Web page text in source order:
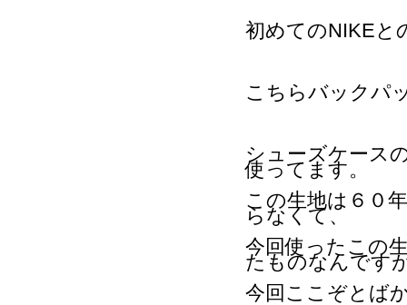
初めてのNIKEと
こちらバックパ
シューズケース
使ってます。
この生地は６０
らなくて、
今回使ったこの
たものなんです
今回ここぞとば